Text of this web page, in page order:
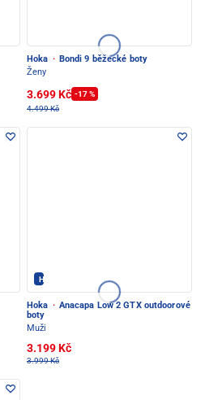
Hoka · Bondi 9 běžecké boty
Ženy
3.699 Kč -17 %
4.499 Kč
Hoka - PEC POD SNĚŽKOU
Hoka · Anacapa Low 2 GTX outdoorové
boty
Muži
3.199 Kč
3.999 Kč